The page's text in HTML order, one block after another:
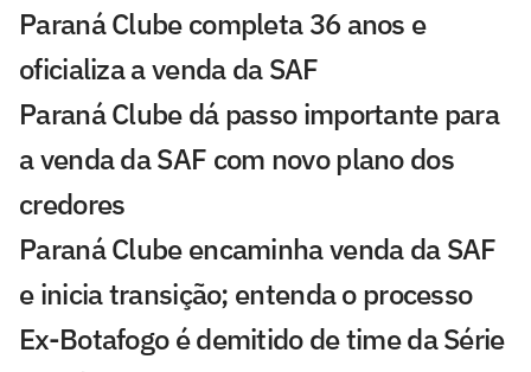
Paraná Clube completa 36 anos e
oficializa a venda da SAF
Paraná Clube dá passo importante para
a venda da SAF com novo plano dos
credores
Paraná Clube encaminha venda da SAF
e inicia transição; entenda o processo
Ex-Botafogo é demitido de time da Série